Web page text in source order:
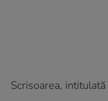
Scrisoarea,